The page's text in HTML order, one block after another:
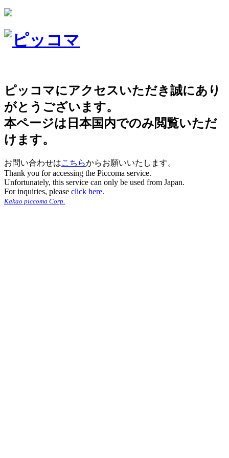
ピッコマにアクセスいただき誠にあり
がとうございます。
本ページは日本国内でのみ閲覧いただ
けます。
お問い合わせはこちらからお願いいたします。
Thank you for accessing the Piccoma service.
Unfortunately, this service can only be used from Japan.
For inquiries, please click here.
Kakao piccoma Corp.